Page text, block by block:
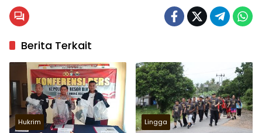
Berita Terkait
Hukrim Lingga